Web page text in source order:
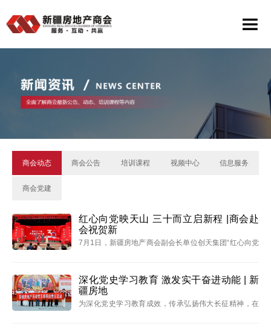
商会动态 商会公告 培训课程 视频中心 信息服务
商会党建
红心向党映天山 三十而立启新程 |商会赴
会祝贺新
7月1日，新疆房地产商会副会长单位创天集团“红心向党
商会党支部书记、名誉会长陈代元，副会长旭瑞置业江
岚
深化党史学习教育 激发实干奋进动能 | 新
疆房地
为深化党史学习教育成效，传承弘扬伟大长征精神，在